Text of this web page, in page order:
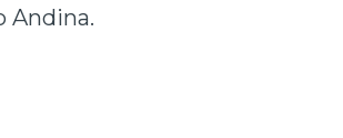
Andina.